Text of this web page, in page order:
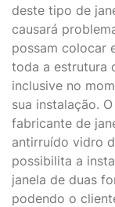
deste tipo de
causará
possam colocar
toda a estrutura
inclusive no
sua instalação. O
fabricante de
antirruído vidro
possibilita a
janela de duas
podendo o